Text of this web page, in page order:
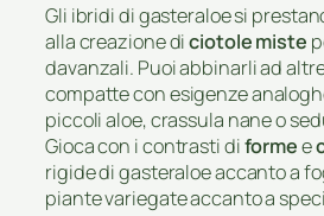
Gli ibridi di gasteraloe si
alla creazione diciotole miste
davanzali. Puoi abbinarli ad
compatte con esigenze
piccoli aloe, crassula nane o
Gioca con i contrasti diformee
rigide di gasteraloe accanto a
piante variegate accanto a